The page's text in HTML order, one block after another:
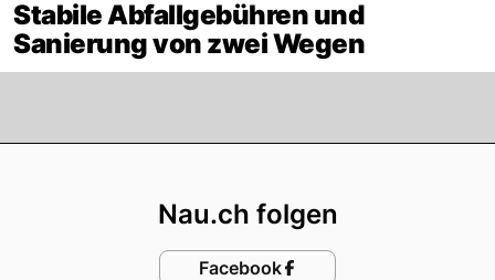
Stabile Abfallgebühren und
Sanierung von zwei Wegen
Nau.ch folgen
Facebook